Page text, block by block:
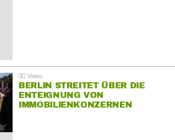
BERLIN STREITET ÜBER DIE
ENTEIGNUNG VON
IMMOBILIENKONZERNEN